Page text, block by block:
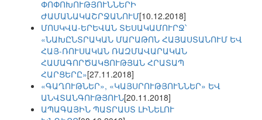
ՓՈՓՈԽՈՒԹՅՈՒՆՆԵՐԻ
ԺԱՄԱՆԱԿԱՇՐՋԱՆՈՒՄ[10.12.2018]
ՄՈՍԿՎԱ-ԵՐԵՎԱՆ ՏԵՍԱԿԱՄՈՒՐՋ՝
«ՆԱԽԸՆՏՐԱԿԱՆ ՄԱՐԱԹՈՆ ՀԱՅԱՍՏԱՆՈՒՄ ԵՎ
ՀԱՅ-ՌՈՒՍԱԿԱՆ ՌԱԶՄԱՎԱՐԱԿԱՆ
ՀԱՄԱԳՈՐԾԱԿՑՈՒԹՅԱՆ ՀՐԱՏԱՊ
ՀԱՐՑԵՐԸ»[27.11.2018]
«ԳԱՂՈՒԹՆԵՐ», «ԿԱՅՍՐՈՒԹՅՈՒՆՆԵՐ» ԵՎ
ԱՆՎՏԱՆԳՈՒԹՅՈՒՆ[20.11.2018]
ԱՊԱԳԱՅԻՆ ՊԱՏՐԱՍՏ ԼԻՆԵԼՈՒ